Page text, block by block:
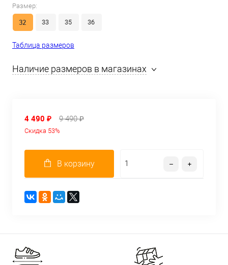
Размер:
32 33 35 36
Таблица размеров
Наличие размеров в магазинах
4 490 ₽ 9 490 ₽
Скидка 53%
В корзину